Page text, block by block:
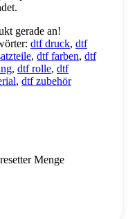
gerade an!
dtf druck, dtf
, dtf farben, dtf
, dtf rolle, dtf
, dtf zubehör
Menge